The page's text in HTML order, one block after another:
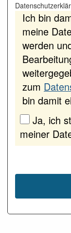
Ich bin
meine
werden
zum
bin damit
Ja, ich
meiner